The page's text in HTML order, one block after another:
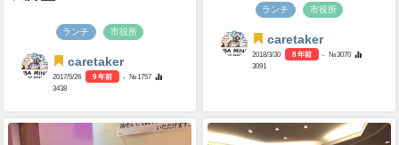
ランチ 市役所
caretaker
2017/5/26 9 年前
- №1757
3438
ランチ 市役所
caretaker
2018/3/30 8 年前
- №3070
3091